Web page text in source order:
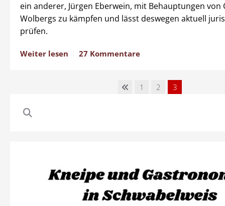
ein anderer, Jürgen Eberwein, mit Behauptungen von
Wolbergs zu kämpfen und lässt deswegen aktuell
prüfen.
Weiter lesen 27 Kommentare
1 2 3